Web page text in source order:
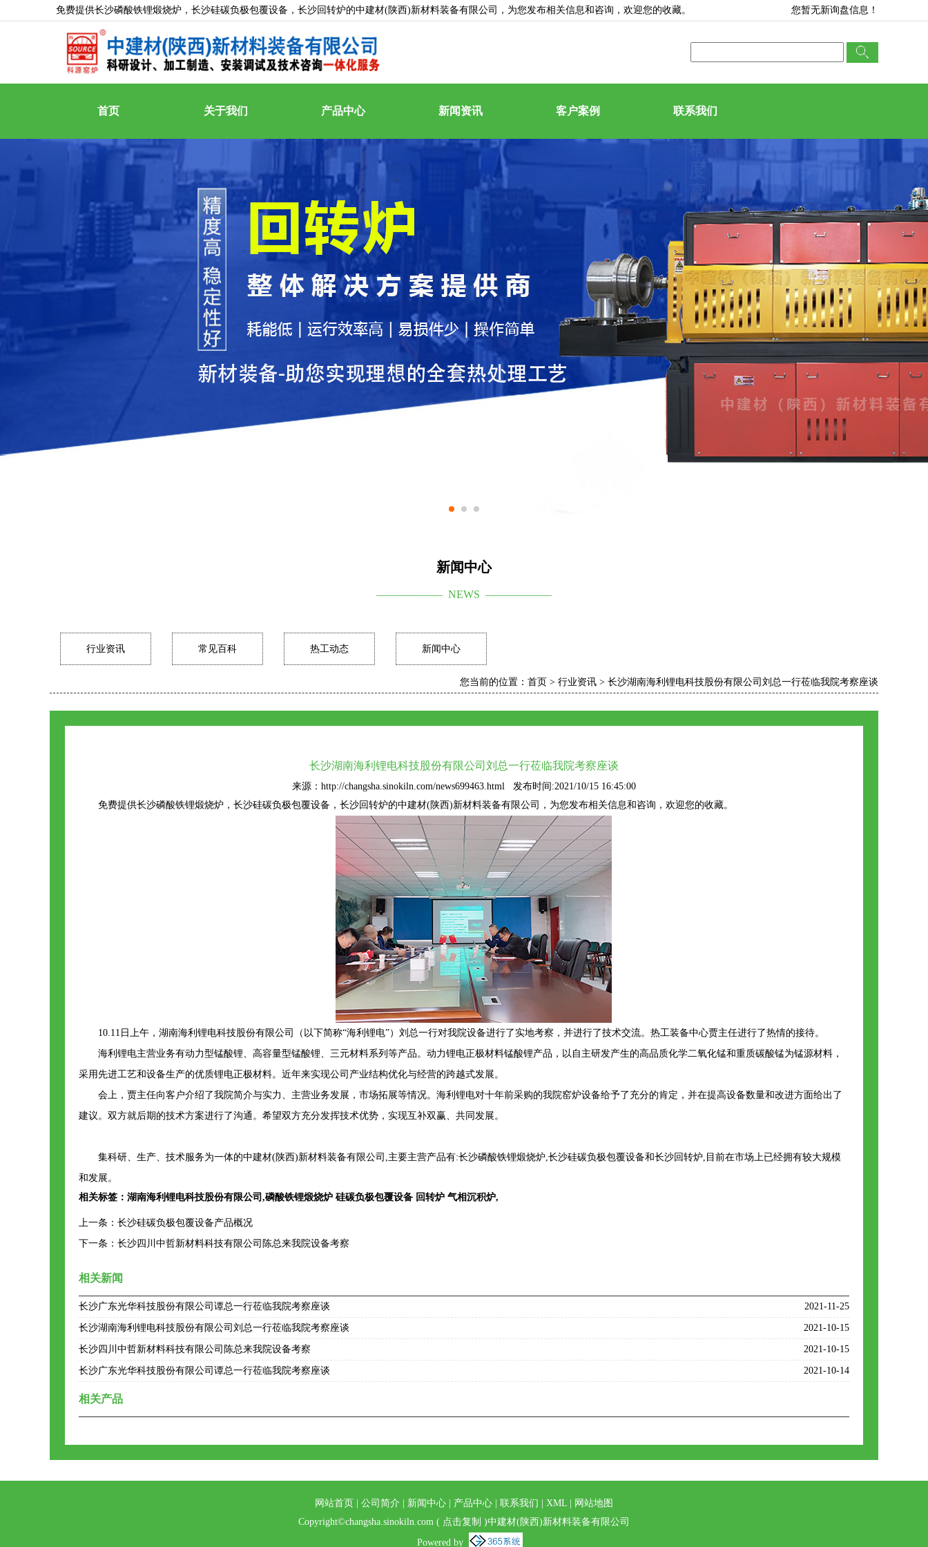
免费提供长沙磷酸铁锂煅烧炉 ，长沙硅碳负极包覆设备，长沙回转炉的中建材(陕西)新材料装备有限公司，为您发布相关信息和咨询，欢迎您的收藏。 您暂无新询盘信息！
首页 关于我们 产品中心 新闻资讯 客户案例 联系我们
新闻中心
—————— NEWS ——————
行业资讯 常见百科 热工动态 新闻中心
您当前的位置： 首页 > 行业资讯 > 长沙湖南海利锂电科技股份有限公司刘总一行莅临我院考察座谈
长沙湖南海利锂电科技股份有限公司刘总一行莅临我院考察座谈
来源：http://changsha.sinokiln.com/news699463.html 发布时间:2021/10/15 16:45:00
免费提供长沙磷酸铁锂煅烧炉 ，长沙硅碳负极包覆设备，长沙回转炉的中建材(陕西)新材料装备有限公司，为您发布相关信息和咨询，欢迎您的收藏。
10.11日上午，湖南海利锂电科技股份有限公司（以下简称“海利锂电”）刘总一行对我院设备进行了实地考察，并进行了技术交流。热工装备中心贾主任进行了热情的接待。
海利锂电主营业务有动力型锰酸锂、高容量型锰酸锂、三元材料系列等产品。动力锂电正极材料锰酸锂产品，以自主研发产生的高品质化学二氧化锰和重质碳酸锰为锰源材料，
采用先进工艺和设备生产的优质锂电正极材料。近年来实现公司产业结构优化与经营的跨越式发展。
会上，贾主任向客户介绍了我院简介与实力、主营业务发展，市场拓展等情况。海利锂电对十年前采购的我院窑炉设备给予了充分的肯定，并在提高设备数量和改进方面给出了
建议。双方就后期的技术方案进行了沟通。希望双方充分发挥技术优势，实现互补双赢、共同发展。
集科研、生产、技术服务为一体的中建材(陕西)新材料装备有限公司,主要主营产品有:长沙磷酸铁锂煅烧炉,长沙硅碳负极包覆设备和长沙回转炉,目前在市场上已经拥有较大规模
和发展。
相关标签： 湖南海利锂电科技股份有限公司 ,磷酸铁锂煅烧炉 硅碳负极包覆设备 回转炉 气相沉积炉,
上一条： 长沙硅碳负极包覆设备产品概况
下一条： 长沙四川中哲新材料科技有限公司陈总来我院设备考察
相关新闻
长沙广东光华科技股份有限公司谭总一行莅临我院考察座谈 2021-11-25
长沙湖南海利锂电科技股份有限公司刘总一行莅临我院考察座谈 2021-10-15
长沙四川中哲新材料科技有限公司陈总来我院设备考察 2021-10-15
长沙广东光华科技股份有限公司谭总一行莅临我院考察座谈 2021-10-14
相关产品
网站首页 公司简介 新闻中心 产品中心 联系我们 XML
网站地图
Copyright©changsha.sinokiln.com ( 点击复制 )中建材(陕西)新材料装备有限公司
Powered by